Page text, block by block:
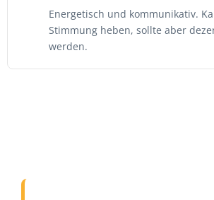
Energetisch und kommunikativ.
Stimmung heben, sollte aber
werden.